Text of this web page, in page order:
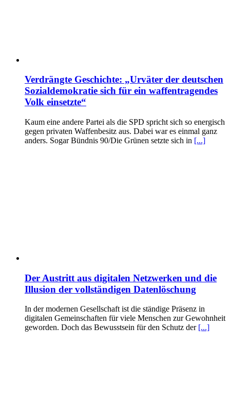
Verdrängte Geschichte: „Urväter der deutschen
Sozialdemokratie sich für ein waffentragendes
Volk einsetzte“
Kaum eine andere Partei als die SPD spricht sich so energisch
gegen privaten Waffenbesitz aus. Dabei war es einmal ganz
anders. Sogar Bündnis 90/Die Grünen setzte sich in [...]
Der Austritt aus digitalen Netzwerken und die
Illusion der vollständigen Datenlöschung
In der modernen Gesellschaft ist die ständige Präsenz in
digitalen Gemeinschaften für viele Menschen zur Gewohnheit
geworden. Doch das Bewusstsein für den Schutz der [...]